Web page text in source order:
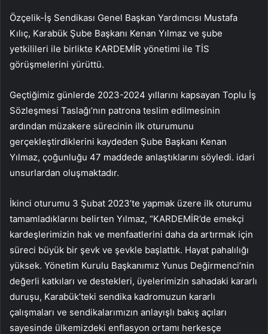
Özçelik-İş Sendikası Genel Başkan Yardımcısı Mustafa
Kılıç, Karabük Şube Başkanı Kenan Yılmaz ve şube
yetkilileri ile birlikte KARDEMİR yönetimi ile TİS
görüşmelerini yürüttü.
Geçtiğimiz günlerde 2023-2024 yıllarını kapsayan Toplu İş
Sözleşmesi Taslağı’nın patrona teslim edilmesinin
ardından müzakere sürecinin ilk oturumunu
gerçekleştirdiklerini kaydeden Şube Başkanı Kenan
Yılmaz, çoğunluğu 47 maddede anlaştıklarını söyledi. idari
unsurlardan oluşmaktadır.
İkinci oturumu 3 Şubat 2023’te yapmak üzere ilk oturumu
tamamladıklarını belirten Yılmaz, “KARDEMİR’de emekçi
kardeşlerimizin hak ve menfaatlerini daha da artırmak için
süreci büyük bir şevk ve şevkle başlattık. Hayat pahalılığı
yüksek. Yönetim Kurulu Başkanımız Yunus Değirmenci’nin
değerli katkıları ve destekleri, üyelerimizin sahadaki kararlı
duruşu, Karabük’teki sendika kadromuzun kararlı
çalışmaları ve sendikalarımızın anlayışlı bakış açıları
sayesinde ülkemizdeki enflasyon ortamı herkesçe